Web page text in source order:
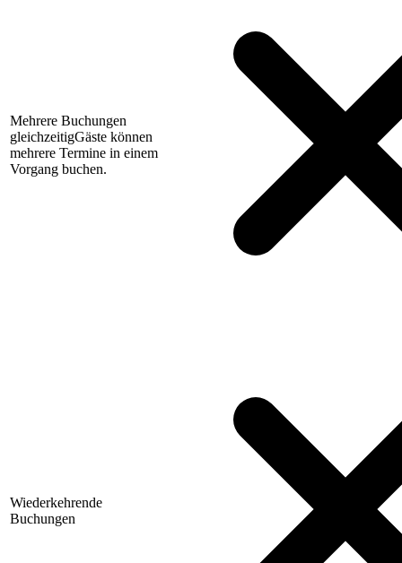
Mehrere Buchungen
gleichzeitigGäste können
mehrere Termine in einem
Vorgang buchen.
Wiederkehrende
Buchungen